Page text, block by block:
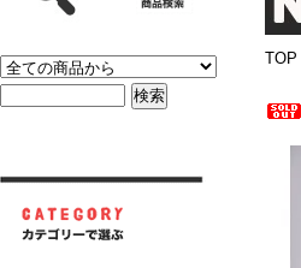
TOP